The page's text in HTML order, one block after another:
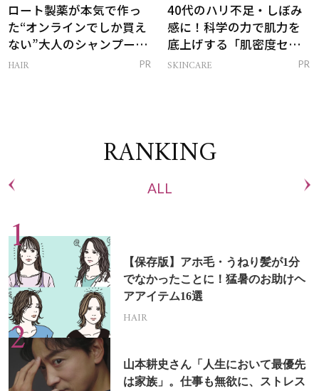
ロート製薬が本気で作っ
た“オンラインでしか買え
ない”大人のシャンプー＆
トリートメントって？
HAIR PR
40代のハリ不足・しぼみ
感に！科学の力で肌力を
底上げする「肌密度セラ
ム」
SKINCARE PR
RANKING
ALL
【保存版】アホ毛・うねり髪が1分
でなかったことに！猛暑のお助けヘ
アアイテム16選
HAIR
山本耕史さん「人生において最優先
は家族」。仕事も無欲に、ストレス